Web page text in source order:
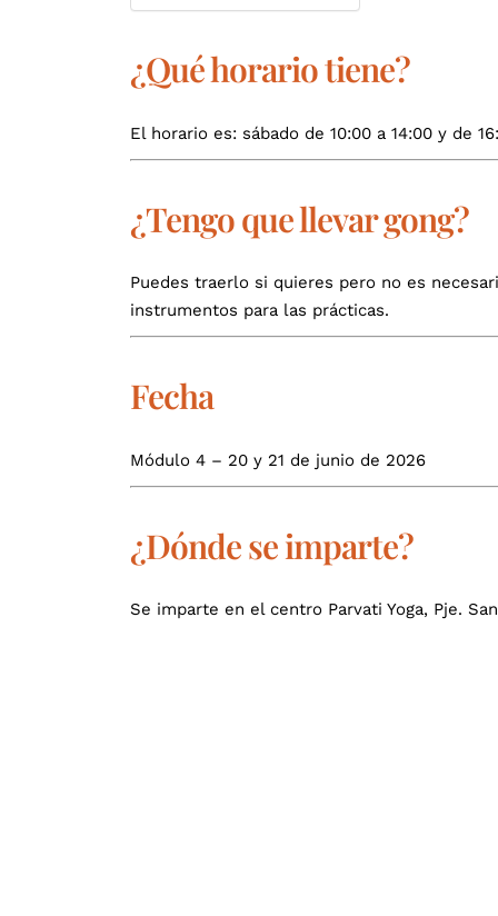
¿Qué horario tiene?
El horario es: sábado de 10:00 a 14:00 y de
¿Tengo que llevar gong?
Puedes traerlo si quieres pero no es
instrumentos para las prácticas.
Fecha
Módulo 4 – 20 y 21 de junio de 2026
¿Dónde se imparte?
Se imparte en el centro Parvati Yoga, Pje.